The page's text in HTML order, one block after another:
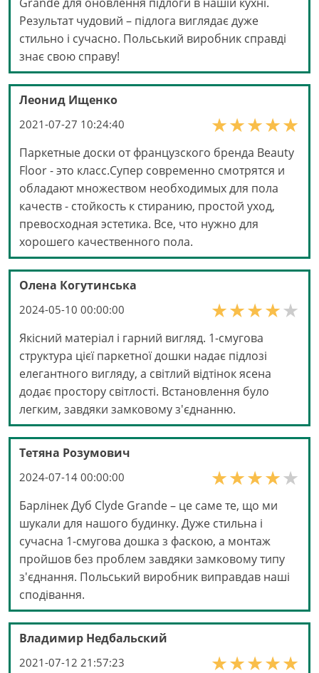
Результат чудовий – підлога виглядає дуже
стильно і сучасно. Польський виробник справді
знає свою справу!
Леонид Ищенко
2021-07-27 10:24:40
Паркетные доски от французского бренда Beauty
Floor - это класс.Супер современно смотрятся и
обладают множеством необходимых для пола
качеств - стойкость к стиранию, простой уход,
превосходная эстетика. Все, что нужно для
хорошего качественного пола.
Олена Когутинська
2024-05-10 00:00:00
Якісний матеріал і гарний вигляд. 1-смугова
структура цієї паркетної дошки надає підлозі
елегантного вигляду, а світлий відтінок ясена
додає простору світлості. Встановлення було
легким, завдяки замковому з'єднанню.
Тетяна Розумович
2024-07-14 00:00:00
Барлінек Дуб Clyde Grande – це саме те, що ми
шукали для нашого будинку. Дуже стильна і
сучасна 1-смугова дошка з фаскою, а монтаж
пройшов без проблем завдяки замковому типу
з'єднання. Польський виробник виправдав наші
сподівання.
Владимир Недбальский
2021-07-12 21:57:23